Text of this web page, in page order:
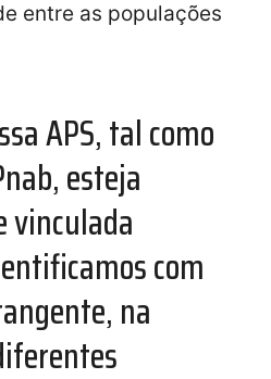
entre as populações
APS, tal como
esteja
com
na